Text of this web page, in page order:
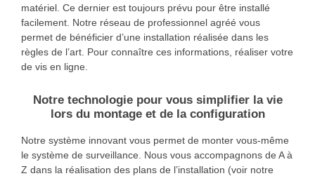
matériel. Ce dernier est toujours prévu pour être installé
facilement. Notre réseau de professionnel agréé vous
permet de bénéficier d’une installation réalisée dans les
règles de l’art. Pour connaître ces informations, réaliser votre
de vis en ligne.
Notre technologie pour vous simplifier la vie
lors du montage et de la configuration
Notre système innovant vous permet de monter vous-même
le système de surveillance. Nous vous accompagnons de A à
Z dans la réalisation des plans de l’installation (voir notre